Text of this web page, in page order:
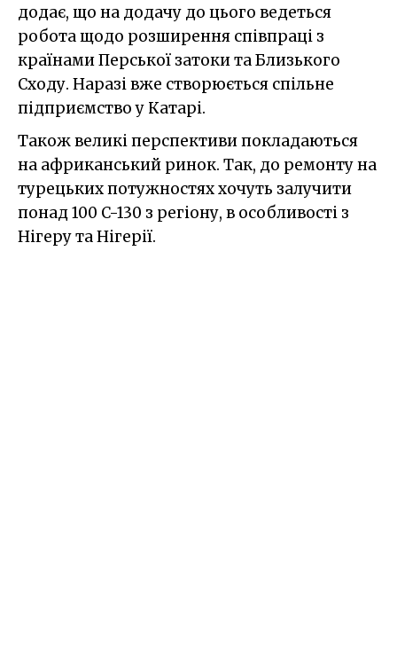
додає, що на додачу до цього ведеться
робота щодо розширення співпраці з
країнами Перської затоки та Близького
Сходу. Наразі вже створюється спільне
підприємство у Катарі.
Також великі перспективи покладаються
на африканський ринок. Так, до ремонту на
турецьких потужностях хочуть залучити
понад 100 C-130 з регіону, в особливості з
Нігеру та Нігерії.